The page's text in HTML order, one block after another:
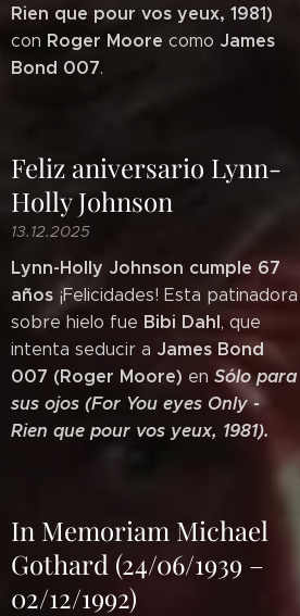
Rien que pour vos yeux, 1981)
con Roger Moore como James
Bond 007.
Feliz aniversario Lynn-
Holly Johnson
13.12.2025
Lynn-Holly Johnson cumple 67
años ¡Felicidades! Esta patinadora
sobre hielo fue Bibi Dahl, que
intenta seducir a James Bond
007 (Roger Moore) en Sólo para
sus ojos (For You eyes Only -
Rien que pour vos yeux, 1981).
In Memoriam Michael
Gothard (24/06/1939 –
02/12/1992)